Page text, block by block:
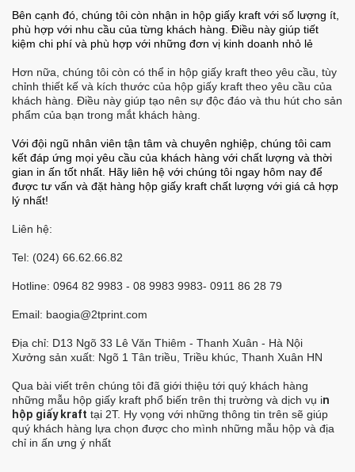
Bên cạnh đó, chúng tôi còn nhận in hộp giấy kraft với số lượng ít,
phù hợp với nhu cầu của từng khách hàng. Điều này giúp tiết
kiệm chi phí và phù hợp với những đơn vị kinh doanh nhỏ lẻ
Hơn nữa, chúng tôi còn có thể in hộp giấy kraft theo yêu cầu, tùy
chỉnh thiết kế và kích thước của hộp giấy kraft theo yêu cầu của
khách hàng. Điều này giúp tạo nên sự độc đáo và thu hút cho sản
phẩm của bạn trong mắt khách hàng.
Với đội ngũ nhân viên tận tâm và chuyên nghiệp, chúng tôi cam
kết đáp ứng mọi yêu cầu của khách hàng với chất lượng và thời
gian in ấn tốt nhất. Hãy liên hệ với chúng tôi ngay hôm nay để
được tư vấn và đặt hàng hộp giấy kraft chất lượng với giá cả hợp
lý nhất!
Liên hệ:
Tel: (024) 66.62.66.82
Hotline: 0964 82 9983 - 08 9983 9983- 0911 86 28 79
Email: baogia@2tprint.com
Địa chỉ: D13 Ngõ 33 Lê Văn Thiêm - Thanh Xuân - Hà Nội
Xưởng sản xuất: Ngõ 1 Tân triều, Triều khúc, Thanh Xuân HN
Qua bài viết trên chúng tôi đã giới thiệu tới quý khách hàng
những mẫu hộp giấy kraft phổ biến trên thị trường và dịch vụ in
hộp giấy kraft tại 2T. Hy vọng với những thông tin trên sẽ giúp
quý khách hàng lựa chọn được cho mình những mẫu hộp và địa
chỉ in ấn ưng ý nhất